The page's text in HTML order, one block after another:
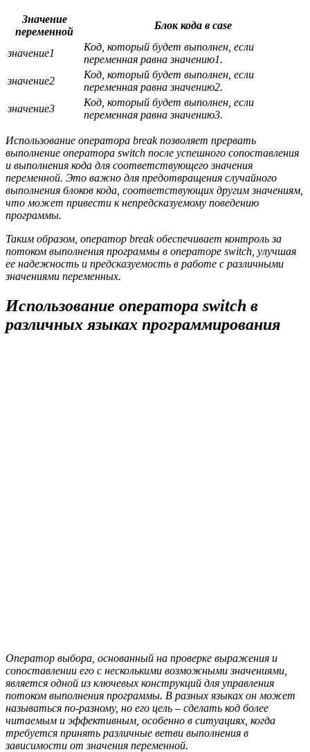
Значение
переменной
Блок кода в case
значение1
Код, который будет выполнен, если
переменная равна значению1.
значение2
Код, который будет выполнен, если
переменная равна значению2.
значение3
Код, который будет выполнен, если
переменная равна значению3.
Использование оператора break позволяет прервать
выполнение оператора switch после успешного сопоставления
и выполнения кода для соответствующего значения
переменной. Это важно для предотвращения случайного
выполнения блоков кода, соответствующих другим значениям,
что может привести к непредсказуемому поведению
программы.
Таким образом, оператор break обеспечивает контроль за
потоком выполнения программы в операторе switch, улучшая
ее надежность и предсказуемость в работе с различными
значениями переменных.
Использование оператора switch в
различных языках программирования
Оператор выбора, основанный на проверке выражения и
сопоставлении его с несколькими возможными значениями,
является одной из ключевых конструкций для управления
потоком выполнения программы. В разных языках он может
называться по-разному, но его цель – сделать код более
читаемым и эффективным, особенно в ситуациях, когда
требуется принять различные ветви выполнения в
зависимости от значения переменной.